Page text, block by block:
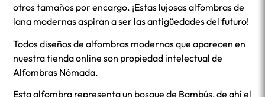
otros tamaños por encargo. ¡Estas lujosas alfombras de
lana modernas aspiran a ser las antigüedades del futuro!
Todos diseños de alfombras modernas que aparecen en
nuestra tienda online son propiedad intelectual de
Alfombras Nómada.
Esta alfombra representa un bosque de Bambús, de ahí el